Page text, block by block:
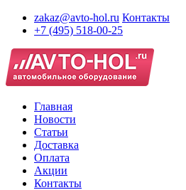
zakaz@avto-hol.ru Контакты
+7 (495) 518-00-25
Главная
Новости
Статьи
Доставка
Оплата
Акции
Контакты